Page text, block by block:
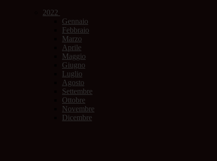
2022
Gennaio
Febbraio
Marzo
Aprile
Maggio
Giugno
Luglio
Agosto
Settembre
Ottobre
Novembre
Dicembre